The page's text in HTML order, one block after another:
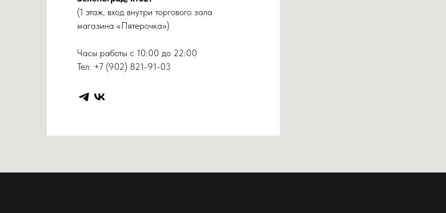
(1 этаж, вход внутри торгового зала
магазина «Пятерочка»)
Часы работы с 10:00 до 22:00
Тел: +7 (902) 821-91-03